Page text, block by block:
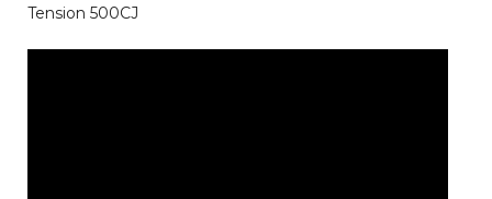
Tension 500CJ